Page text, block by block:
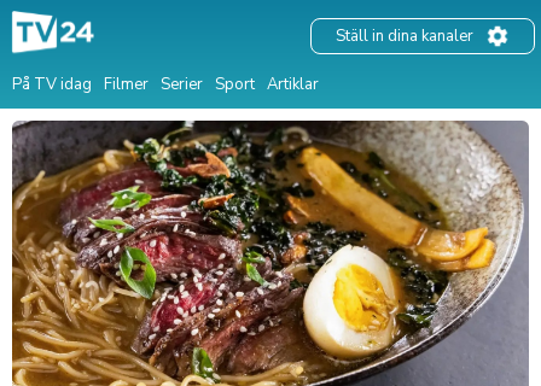
På TV idag Filmer Serier Sport Artiklar
Ställ in dina kanaler